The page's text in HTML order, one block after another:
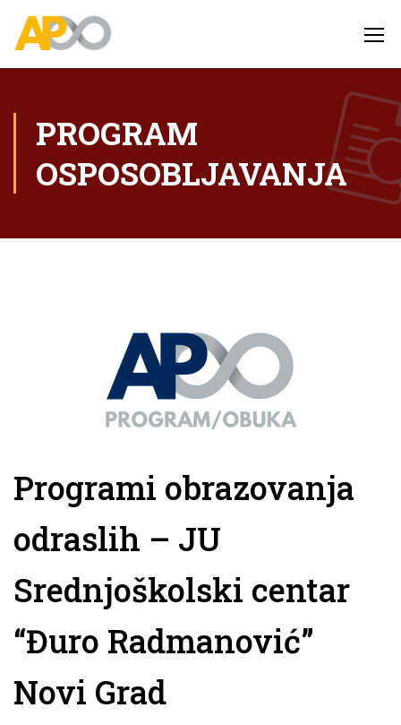
PROGRAM
OSPOSOBLJAVANJA
Programi obrazovanja
odraslih – JU
Srednjoškolski centar
“Đuro Radmanović”
Novi Grad